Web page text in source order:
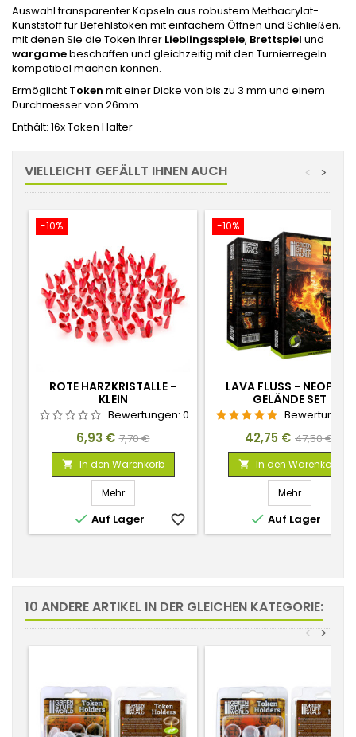
Auswahl transparenter Kapseln aus robustem Methacrylat-
Kunststoff für Befehlstoken mit einfachem Öffnen und Schließen,
mit denen Sie die Token Ihrer Lieblingsspiele, Brettspiel und
wargamebeschaffen und gleichzeitig mit den Turnierregeln
kompatibel machen können.
Ermöglicht Token mit einer Dicke von bis zu 3 mm und einem
Durchmesser von 26mm.
Enthält: 16x Token Halter
VIELLEICHT GEFÄLLT IHNEN AUCH >
<
-10%
ROTE HARZKRISTALLE -
KLEIN
Bewertungen: 0
Preis
6,93 € Verkaufspreis
7,70 €
 In den Warenkorb
Mehr
 Auf Lager favorite_border
-10%
LAVA FLUSS - NEOPREN
GELÄNDE SET
Preis
42,75 € 47,50 €
 In den Warenkorb
Mehr
 Auf Lager
10 ANDERE ARTIKEL IN DER GLEICHEN KATEGORIE:
>
<